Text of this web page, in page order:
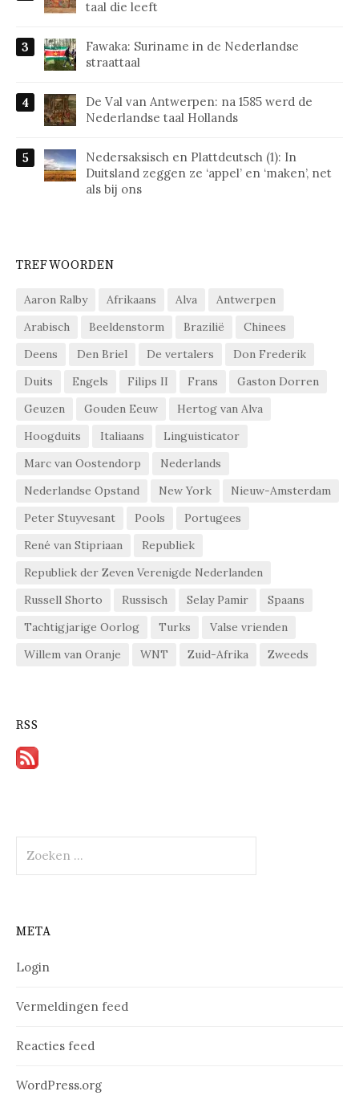
taal die leeft
Fawaka: Suriname in de Nederlandse
straattaal
De Val van Antwerpen: na 1585 werd de
Nederlandse taal Hollands
Nedersaksisch en Plattdeutsch (1): In
Duitsland zeggen ze ‘appel’ en ‘maken’, net
als bij ons
TREFWOORDEN
Aaron Ralby Afrikaans Alva
Antwerpen
Arabisch
Beeldenstorm Brazilië
Chinees
Deens
Den Briel De vertalers
Don Frederik
Duits
Engels Filips II Frans
Gaston Dorren
Geuzen
Gouden Eeuw
Hertog van Alva
Hoogduits
Italiaans
Linguisticator
Marc van Oostendorp
Nederlands
Nederlandse Opstand
New York
Nieuw-Amsterdam
Peter Stuyvesant
Pools
Portugees
René van Stipriaan
Republiek
Republiek der Zeven Verenigde Nederlanden
Russell Shorto
Russisch Selay Pamir
Spaans
Tachtigjarige Oorlog
Turks
Valse vrienden
Willem van Oranje
WNT Zuid-Afrika Zweeds
RSS
naar:
META
Login
Vermeldingen feed
Reacties feed
WordPress.org